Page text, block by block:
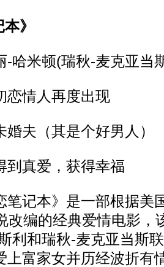
》
米顿(瑞秋-麦克亚当
情人再度出现
夫（其是个好男人）
真爱，获得幸福
记本》是一部根据美
改编的经典爱情电影，
利和瑞秋-麦克亚当斯
上富家女并历经波折有